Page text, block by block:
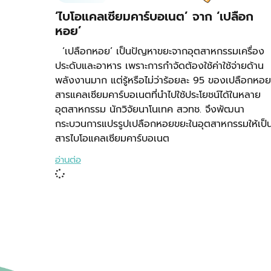
‘ไบโอแคลเซียมคาร์บอเนต’ จาก ‘เปลือก
หอย’
‘เปลือกหอย’ เป็นปัญหาขยะจากอุตสาหกรรมเครื่อง
ประดับและอาหาร เพราะการกำจัดต้องใช้ค่าใช้จ่ายด้าน
พลังงานมาก แต่รู้หรือไม่ว่าร้อยละ 95 ของเปลือกหอ
สารแคลเซียมคาร์บอเนตที่นำไปใช้ประโยชน์ได้ในหลาย
อุตสาหกรรม นักวิจัยนาโนเทค สวทช. จึงพัฒนา
กระบวนการแปรรูปเปลือกหอยขยะในอุตสาหกรรมให้เป็
สารไบโอแคลเซียมคาร์บอเนต
อ่านต่อ